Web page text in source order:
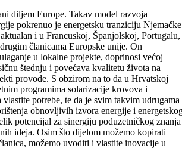
diljem Europe. Takav model razvoja
pokrenuo je energetsku tranziciju Njemačke
i u Francuskoj, Španjolskoj, Portugalu,
članicama Europske unije. On
u lokalne projekte, doprinosi većoj
štednju i povećava kvalitetu života na
provode. S obzirom na to da u Hrvatskoj
programima solarizacije krovova i
potrebe, te da je svim takvim udrugama
obnovljivih izvora energije i
potencijal za sinergiju poduzetničkog znanja
ideja. Osim što dijelom možemo kopirati
možemo uvoditi i vlastite inovacije u